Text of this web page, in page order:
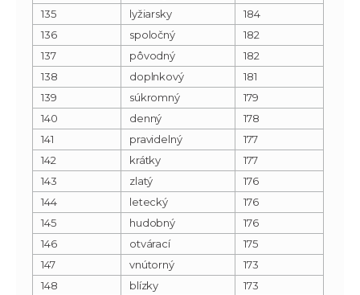
135
lyžiarsky
184
136
spoločný
182
137
pôvodný
182
138
doplnkový
181
139
súkromný
179
140
denný
178
141
pravidelný
177
142
krátky
177
143
zlatý
176
144
letecký
176
145
hudobný
176
146
otvárací
175
147
vnútorný
173
148
blízky
173